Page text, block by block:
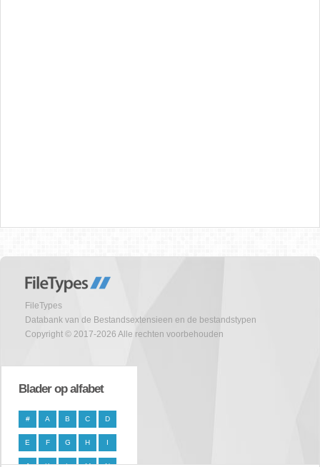
FileTypes
Databank van de Bestandsextensieen en de bestandstypen
Copyright © 2017-2026 Alle rechten voorbehouden
Blader op alfabet
# A B C D
E F G H I